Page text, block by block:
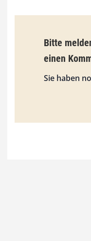
Bitte
einen
Sie haben